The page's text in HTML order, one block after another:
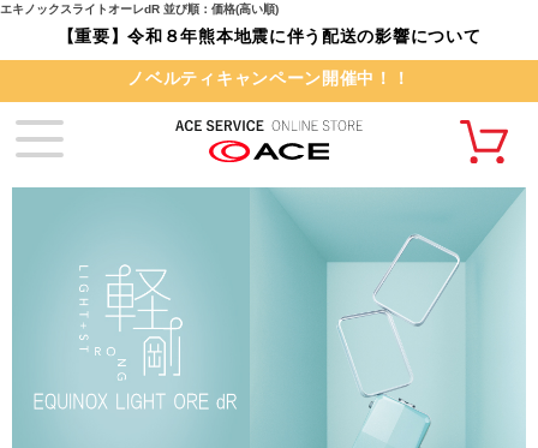
エキノックスライトオーレdR 並び順：価格(高い順)
【重要】令和８年熊本地震に伴う配送の影響について
ノベルティキャンペーン開催中！！